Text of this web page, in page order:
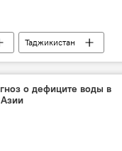
Таджикистан
Экономика
о дефиците воды в